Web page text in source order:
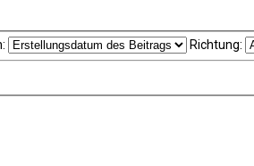
Richtung: